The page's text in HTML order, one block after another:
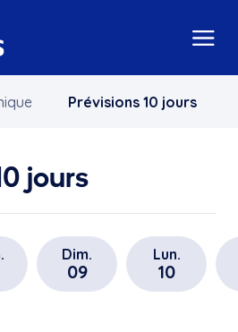
Prévisions 10 jours
jours
Dim.
09
Lun.
10